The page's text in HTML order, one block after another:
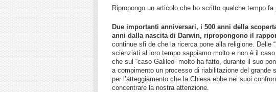
Ripropongo un articolo che ho scritto qualche tempo fa
Due importanti anniversari, i 500 anni della
anni dalla nascita di Darwin, ripropongono il
continue sfi de che la ricerca pone alla religione. Delle
scienziati al loro tempo sappiamo molto e non è il
che sul “caso Galileo” molto ha fatto, durante il suo
a compimento un processo di riabilitazione del grande
per l’atteggiamento che la Chiesa ebbe nei suoi
concentrare la nostra attenzione.